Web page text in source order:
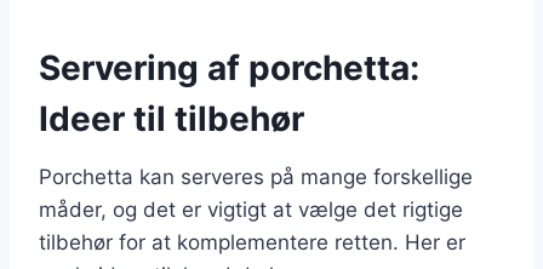
Servering af porchetta:
Ideer til tilbehør
Porchetta kan serveres på mange forskellige
måder, og det er vigtigt at vælge det rigtige
tilbehør for at komplementere retten. Her er